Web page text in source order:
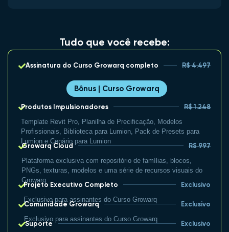
Tudo que você recebe:
Assinatura do Curso Growarq completo R$ 4.497
Bônus | Curso Growarq
Produtos Impulsionadores
R$ 1.248
Template Revit Pro, Planilha de Precificação, Modelos
Profissionais, Biblioteca para Lumion, Pack de Presets para
Lumion e Cenário para Lumion
Growarq Cloud
R$ 997
Plataforma exclusiva com repositório de famílias, blocos,
PNGs, texturas, modelos e uma série de recursos visuais do
Growarq
Projeto Executivo Completo
Exclusivo
Exclusivo para assinantes do Curso Growarq
Comunidade Growarq
Exclusivo
Exclusivo para assinantes do Curso Growarq
Suporte
Exclusivo